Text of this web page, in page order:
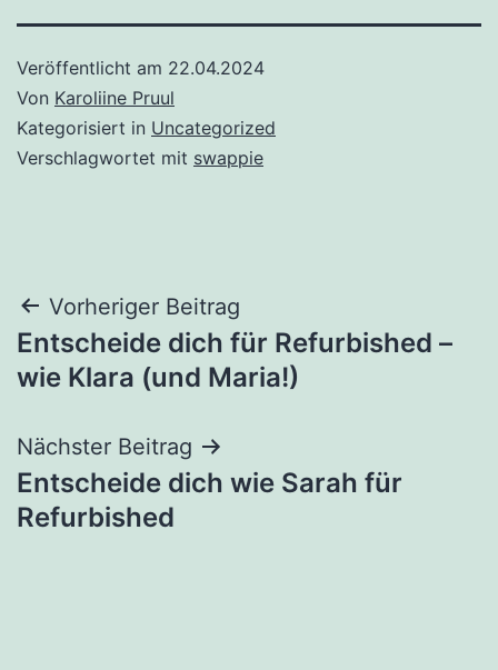
Veröffentlicht am 22.04.2024
Von Karoliine Pruul
Kategorisiert in Uncategorized
Verschlagwortet mit swappie
Beitrags-
Navigation
Vorheriger Beitrag
Entscheide dich für Refurbished –
wie Klara (und Maria!)
Nächster Beitrag
Entscheide dich wie Sarah für
Refurbished